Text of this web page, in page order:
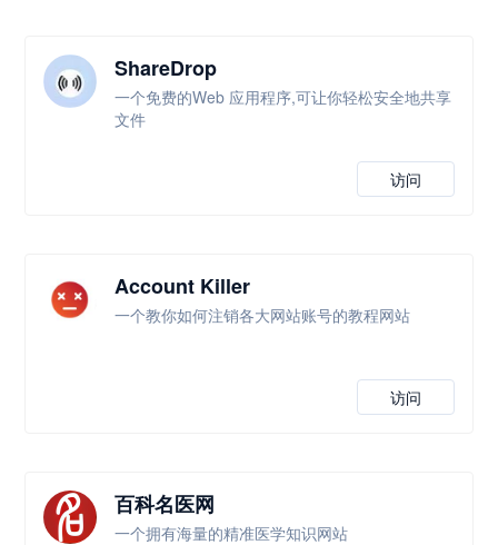
ShareDrop
一个免费的Web 应用程序,可让你轻松安全地共享
文件
访问
Account Killer
一个教你如何注销各大网站账号的教程网站
访问
百科名医网
一个拥有海量的精准医学知识网站